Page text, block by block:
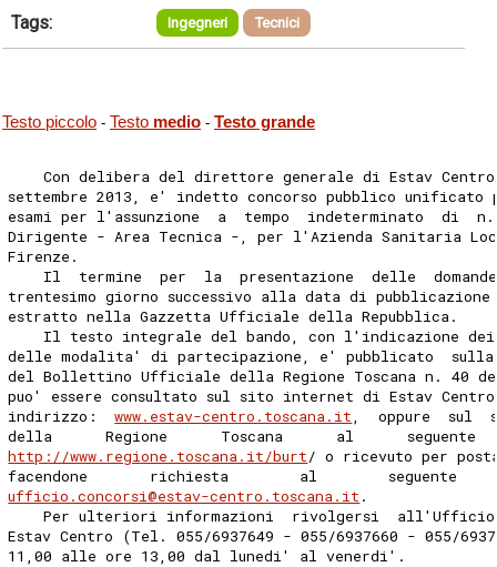
Tags: Ingegneri Tecnici
Testo piccolo - Testo medio - Testo grande
Con delibera del direttore generale di Estav
settembre 2013, e' indetto concorso pubblico
esami per l'assunzione  a  tempo  indeterminato  di
Dirigente - Area Tecnica -, per l'Azienda Sanitaria
Firenze.
Il  termine  per  la  presentazione  delle
trentesimo giorno successivo alla data di
estratto nella Gazzetta Ufficiale della Repubblica.
Il testo integrale del bando, con l'indicazione
delle modalita' di partecipazione, e' pubblicato
del Bollettino Ufficiale della Regione Toscana n. 40
puo' essere consultato sul sito internet di Estav
indirizzo: www.estav-centro.toscana.it ,  oppure  sul
della      Regione      Toscana      al      seguente
http://www.regione.toscana.it/burt/ o ricevuto per
facendone       richiesta        al        seguente
ufficio.concorsi@estav-centro.toscana.it .
Per ulteriori informazioni  rivolgersi
Estav Centro (Tel. 055/6937649 - 055/6937660 - 055/
11,00 alle ore 13,00 dal lunedi' al venerdi'.